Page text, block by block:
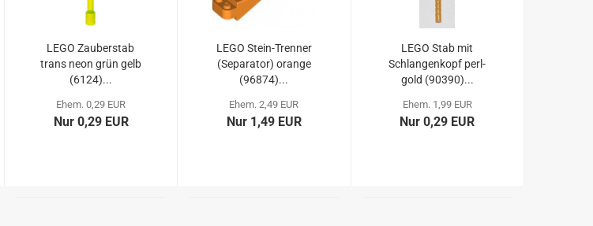
LEGO Zauberstab
trans neon grün gelb
(6124)...
Ehem. 0,29 EUR
Nur 0,29 EUR
LEGO Stein-Trenner
(Separator) orange
(96874)...
Ehem. 2,49 EUR
Nur 1,49 EUR
LEGO Stab mit
Schlangenkopf perl-
gold (90390)...
Ehem. 1,99 EUR
Nur 0,29 EUR